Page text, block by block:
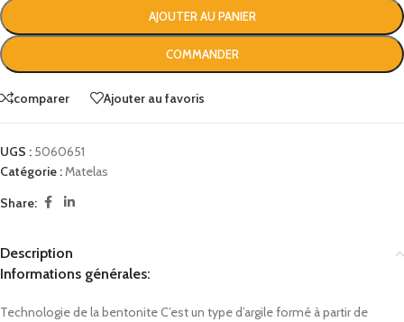
AJOUTER AU PANIER
COMMANDER
comparer Ajouter au favoris
UGS : 5060651
Catégorie :Matelas
Share:
Description
Informations générales:
Technologie de la bentonite C’est un type d’argile formé à partir de